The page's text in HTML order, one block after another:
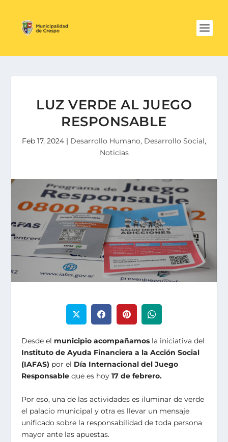
LUZ VERDE AL JUEGO
RESPONSABLE
Feb 17, 2024 | Desarrollo Humano, Desarrollo Social,
Noticias
Desde el municipio acompañamos la iniciativa del
Instituto de Ayuda Financiera a la Acción Social
(IAFAS) por el Día Internacional del Juego
Responsable que es hoy17 de febrero.
Por eso, una de las actividades es iluminar de verde
el palacio municipal y otra es llevar un mensaje
unificado sobre la responsabilidad de toda persona
mayor ante las apuestas.